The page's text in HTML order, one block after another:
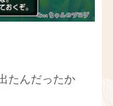
たんだったか